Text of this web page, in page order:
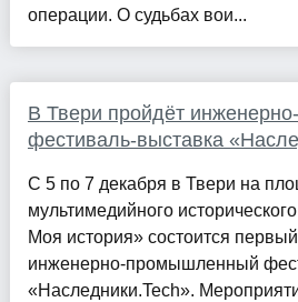
операции. О судьбах вои...
В Твери пройдёт
фестиваль-выставка
С 5 по 7 декабря в Твери на
мультимедийного
Моя история» состоится
инженерно-промышленный
«Наследники.Tech».